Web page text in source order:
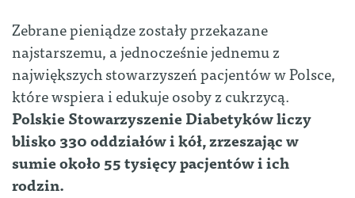
Zebrane pieniądze zostały przekazane
najstarszemu, a jednocześnie jednemu z
największych stowarzyszeń pacjentów w Polsce,
które wspiera i edukuje osoby z cukrzycą.
Polskie Stowarzyszenie Diabetyków liczy
blisko 330 oddziałów i kół, zrzeszając w
sumie około 55 tysięcy pacjentów i ich
rodzin.